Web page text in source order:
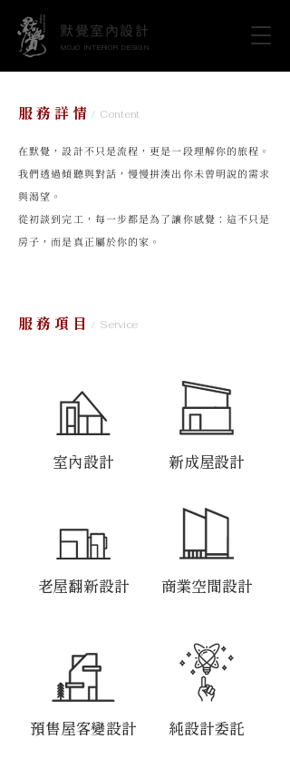
MOJO INTERIOR DESIGN
默覺室內設計
/ Content
服務詳情
在默覺，設計不只是流程，更是一段理解你的旅程。
我們透過傾聽與對話，慢慢拼湊出你未曾明說的需求
與渴望。
從初談到完工，每一步都是為了讓你感覺：這不只是
房子，而是真正屬於你的家。
服務項目 / Service
​新成屋設計
​室內設計
​商業空間設計
​老屋翻新設計
​預售屋客變設計 ​純設計委託